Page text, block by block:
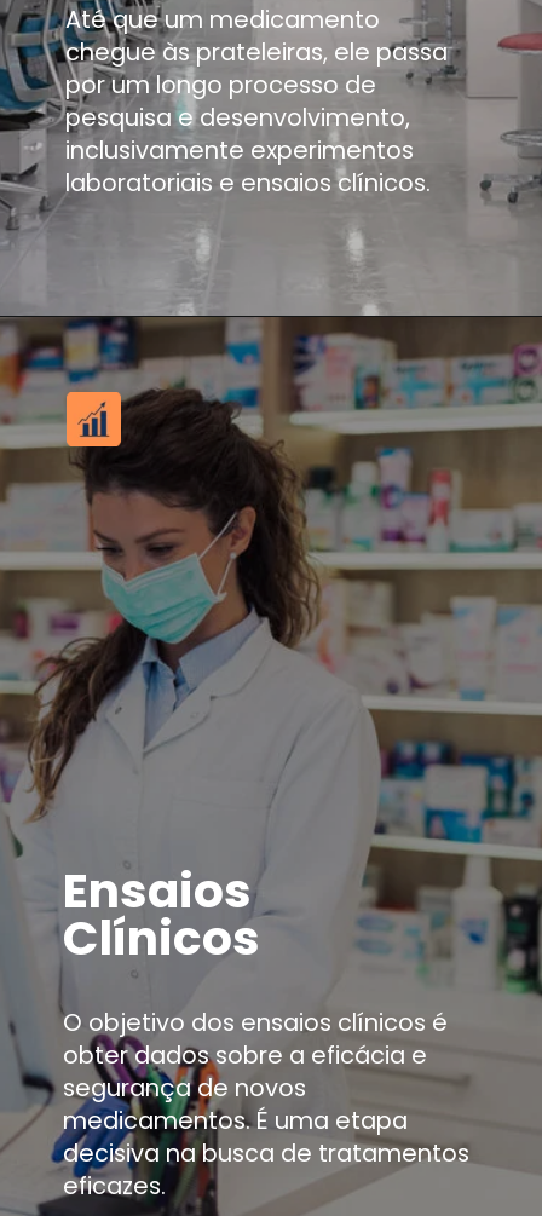
Até que um medicamento
chegue às prateleiras, ele passa
por um longo processo de
pesquisa e desenvolvimento,
inclusivamente experimentos
laboratoriais e ensaios clínicos.
Ensaios
Clínicos
O objetivo dos ensaios clínicos é
obter dados sobre a eficácia e
segurança de novos
medicamentos. É uma etapa
decisiva na busca de tratamentos
eficazes.